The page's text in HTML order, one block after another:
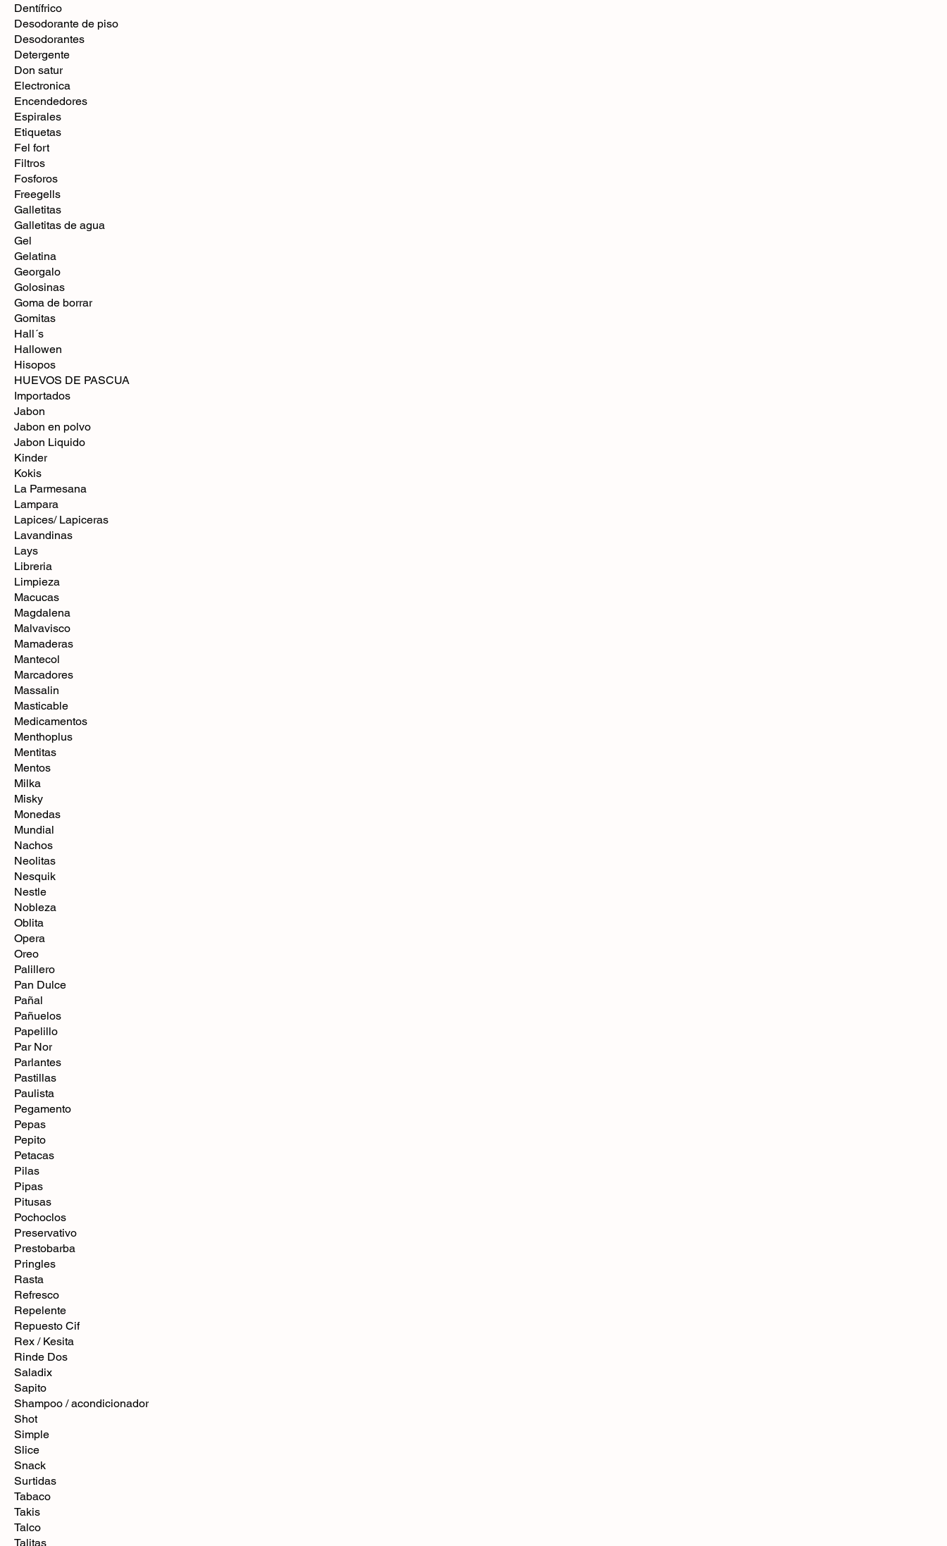
Dentífrico
Desodorante de piso
Desodorantes
Detergente
Don satur
Electronica
Encendedores
Espirales
Etiquetas
Fel fort
Filtros
Fosforos
Freegells
Galletitas
Galletitas de agua
Gel
Gelatina
Georgalo
Golosinas
Goma de borrar
Gomitas
Hall´s
Hallowen
Hisopos
HUEVOS DE PASCUA
Importados
Jabon
Jabon en polvo
Jabon Liquido
Kinder
Kokis
La Parmesana
Lampara
Lapices/ Lapiceras
Lavandinas
Lays
Libreria
Limpieza
Macucas
Magdalena
Malvavisco
Mamaderas
Mantecol
Marcadores
Massalin
Masticable
Medicamentos
Menthoplus
Mentitas
Mentos
Milka
Misky
Monedas
Mundial
Nachos
Neolitas
Nesquik
Nestle
Nobleza
Oblita
Opera
Oreo
Palillero
Pan Dulce
Pañal
Pañuelos
Papelillo
Par Nor
Parlantes
Pastillas
Paulista
Pegamento
Pepas
Pepito
Petacas
Pilas
Pipas
Pitusas
Pochoclos
Preservativo
Prestobarba
Pringles
Rasta
Refresco
Repelente
Repuesto Cif
Rex / Kesita
Rinde Dos
Saladix
Sapito
Shampoo / acondicionador
Shot
Simple
Slice
Snack
Surtidas
Tabaco
Takis
Talco
Talitas